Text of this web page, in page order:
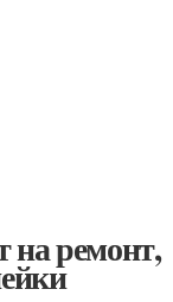
на ремонт,